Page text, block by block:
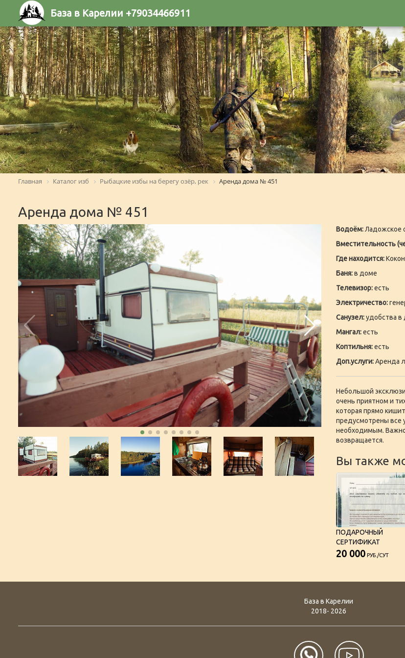
База в Карелии +79034466911
Главная Каталог изб Рыбацкие избы на берегу озёр, рек Аренда дома № 451
Аренда дома № 451
Водоём:Ладожское
Вместительность
Где находится:
Баня:в доме
Телевизор:есть
Электричество:
Санузел:удобства в
Мангал:есть
Коптильня:есть
Доп.услуги:Аренда
Небольшой
очень приятном и
которая прямо
предусмотрены все
необходимым.
возвращается.
Вы также
ПОДАРОЧНЫЙ
СЕРТИФИКАТ
20 000 РУБ./СУТ
База в Карелии
2018- 2026